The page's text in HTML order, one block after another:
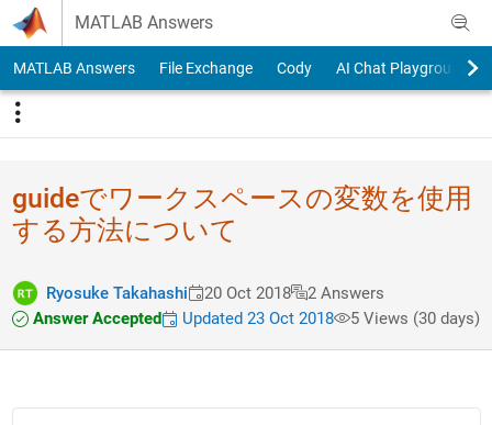
Skip to content
MATLAB Answers
MATLAB Answers File Exchange Cody AI Chat Playground
guideでワークス​ペースの変数を使用
す​る方法について
Ryosuke Takahashi 20 Oct 2018
2 Answers
Answer Accepted
Updated 23 Oct 2018 5 Views (30 days)